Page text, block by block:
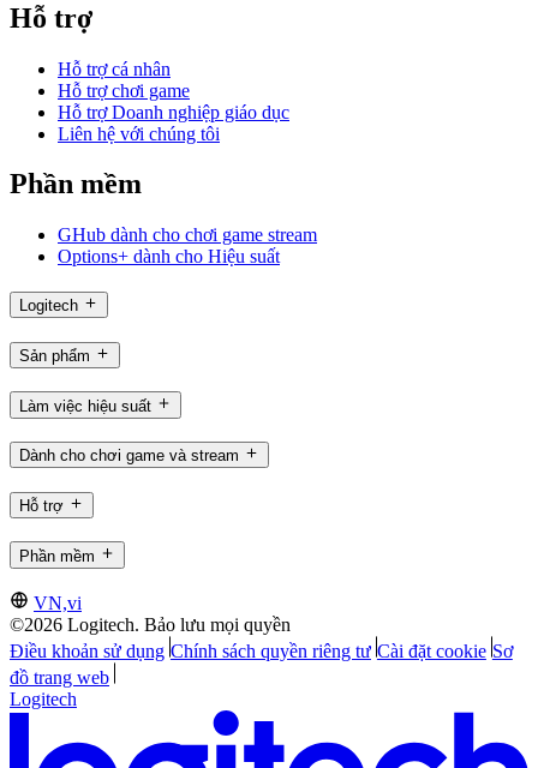
Hỗ trợ
Hỗ trợ cá nhân
Hỗ trợ chơi game
Hỗ trợ Doanh nghiệp giáo dục
Liên hệ với chúng tôi
Phần mềm
GHub dành cho chơi game stream
Options+ dành cho Hiệu suất
Logitech
Sản phẩm
Làm việc hiệu suất
Dành cho chơi game và stream
Hỗ trợ
Phần mềm
VN,vi
©2026 Logitech. Bảo lưu mọi quyền
Điều khoản sử dụng Chính sách quyền riêng tư Cài đặt cookie Sơ
đồ trang web
Logitech